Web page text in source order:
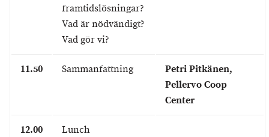
framtidslösningar?
Vad är nödvändigt?
Vad gör vi?
11.50 Sammanfattning
Petri Pitkänen,
Pellervo Coop
Center
12.00 Lunch